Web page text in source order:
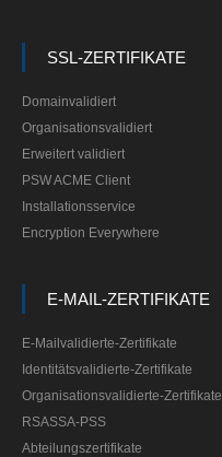
SSL-ZERTIFIKATE
Domainvalidiert
Organisationsvalidiert
Erweitert validiert
PSW ACME Client
Installationsservice
Encryption Everywhere
E-MAIL-ZERTIFIKATE
E-Mailvalidierte-Zertifikate
Identitätsvalidierte-Zertifikate
Organisationsvalidierte-Zertifikate
RSASSA-PSS
Abteilungszertifikate